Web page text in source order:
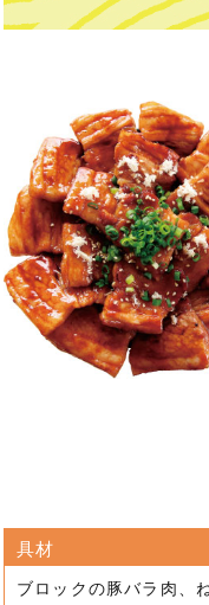
具材
ブロックの豚バラ肉、